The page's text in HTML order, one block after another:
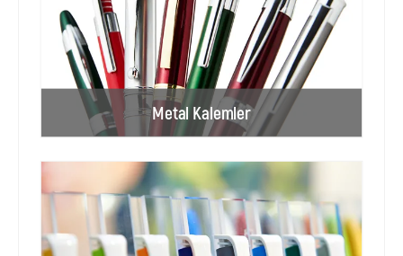
Metal Kalemler